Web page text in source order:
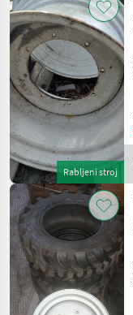
Rabljeni stroj